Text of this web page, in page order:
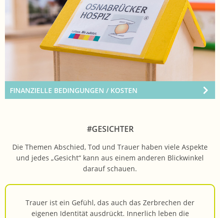
FINANZIELLE BEDINGUNGEN / KOSTEN
#GESICHTER
Die Themen Abschied, Tod und Trauer haben viele Aspekte
und jedes „Gesicht“ kann aus einem anderen Blickwinkel
darauf schauen.
Trauer ist ein Gefühl, das auch das Zerbrechen der
eigenen Identität ausdrückt. Innerlich leben die